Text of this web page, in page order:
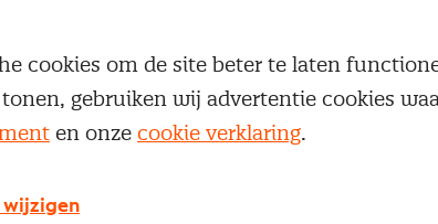
cookies om de site beter te laten
gebruiken wij advertentie cookies
en onze cookie verklaring.
wijzigen